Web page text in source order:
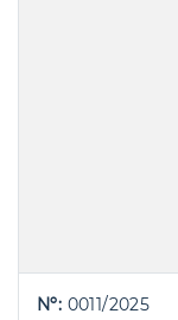
Nº: 0011/2025